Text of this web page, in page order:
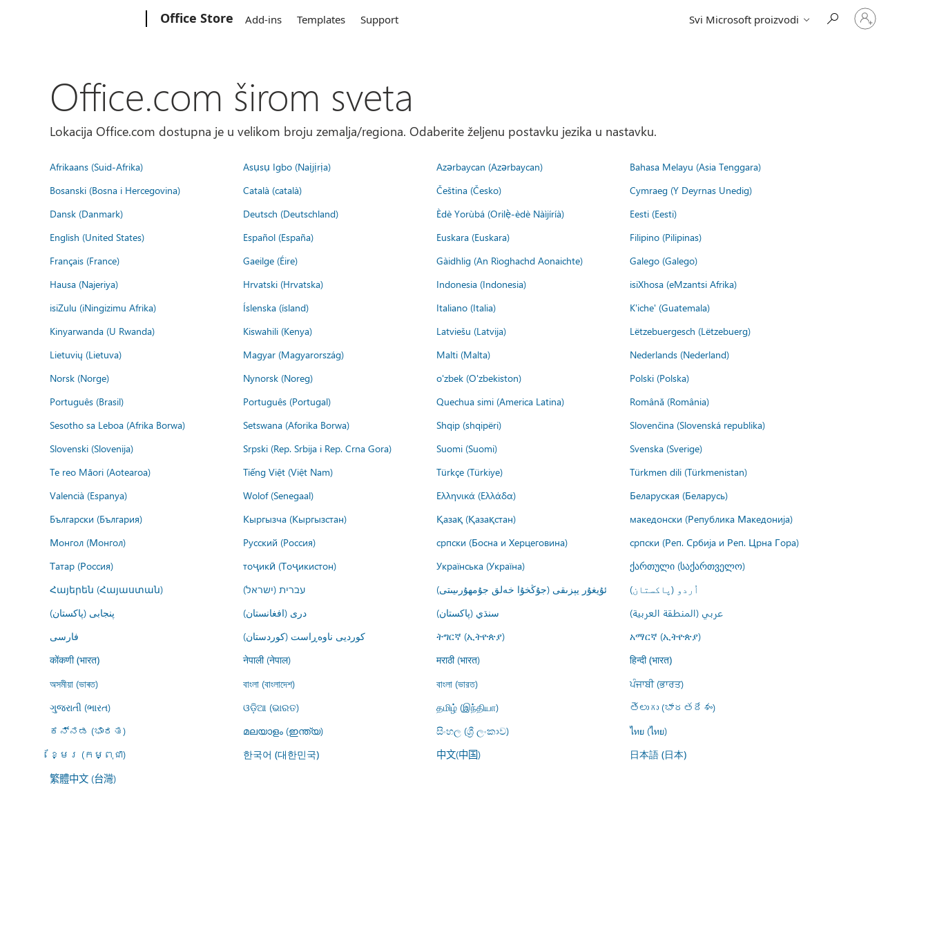
Office Store Add-ins Templates Support Svi Microsoft proizvodi
Prijavite
se
Office.com širom sveta
Lokacija Office.com dostupna je u velikom broju zemalja/regiona. Odaberite željenu postavku jezika u nastavku.
Afrikaans (Suid-Afrika) Asụsụ Igbo (Naịjịrịa) Azərbaycan (Azərbaycan)
Bahasa Melayu (Asia Tenggara)
Bosanski (Bosna i Hercegovina)
Català (català) Čeština (Česko)
Cymraeg (Y Deyrnas Unedig)
Dansk (Danmark)
Deutsch (Deutschland) Èdè Yorùbá (Orilẹ̀-èdè Nàìjíríà)
Eesti (Eesti)
English (United States)
Español (España) Euskara (Euskara)
Filipino (Pilipinas)
Français (France)
Gaeilge (Éire) Gàidhlig (An Rìoghachd Aonaichte)
Galego (Galego)
Hausa (Najeriya)
Hrvatski (Hrvatska) Indonesia (Indonesia)
isiXhosa (eMzantsi Afrika)
isiZulu (iNingizimu Afrika)
Íslenska (ísland) Italiano (Italia)
K'iche' (Guatemala)
Kinyarwanda (U Rwanda)
Kiswahili (Kenya) Latviešu (Latvija)
Lëtzebuergesch (Lëtzebuerg)
Lietuvių (Lietuva)
Magyar (Magyarország) Malti (Malta)
Nederlands (Nederland)
Norsk (Norge)
Nynorsk (Noreg) o'zbek (O'zbekiston)
Polski (Polska)
Português (Brasil)
Português (Portugal) Quechua simi (America Latina)
Română (România)
Sesotho sa Leboa (Afrika Borwa)
Setswana (Aforika Borwa) Shqip (shqipëri)
Slovenčina (Slovenská republika)
Slovenski (Slovenija)
Srpski (Rep. Srbija i Rep. Crna Gora) Suomi (Suomi)
Svenska (Sverige)
Te reo Māori (Aotearoa)
Tiếng Việt (Việt Nam) Türkçe (Türkiye)
Türkmen dili (Türkmenistan)
Valencià (Espanya)
Wolof (Senegaal) Ελληνικά (Ελλάδα)
Беларуская (Беларусь)
Български (България)
Кыргызча (Кыргызстан) Қазақ (Қазақстан)
македонски (Република Македонија)
Монгол (Монгол)
Русский (Россия) српски (Босна и Херцеговина)
српски (Реп. Србија и Реп. Црна Гора)
Татар (Россия)
тоҷикӣ (Тоҷикистон) Українська (Україна)
ქართული (საქართველო)
Հայերեն (Հայաստան)
עברית (ישראל) ئۇيغۇر يېزىقى (جۇڭخۇا خەلق جۇمھۇرىيىتى)
اُردو (پاکستان)
پنجابی (پاکستان)
درى (افغانستان) سنڌي (پاکستان)
عربي (المنطقة العربية)
فارسى
کوردیی ناوەڕاست (کوردستان) ትግርኛ (ኢትዮጵያ) አማርኛ (ኢትዮጵያ)
कोंकणी (भारत) नेपाली (नेपाल) मराठी (भारत) हिन्दी (भारत)
অসমীয়া (ভাৰত) বাংলা (বাংলাদেশ) বাংলা (ভারত)
ਪੰਜਾਬੀ (ਭਾਰਤ)
ગુજરાતી (ભારત)
ଓଡ଼ିଆ (ଭାରତ) தமிழ் (இந்தியா)
తెలుగు (భారతదేశం)
ಕನ್ನಡ (ಭಾರತ)
മലയാളം (ഇന്ത്യ) සිංහල (ශ්‍රී ලංකාව)
ไทย (ไทย)
ខ្មែរ (កម្ពុជា)
한국어 (대한민국) 中文(中国) 日本語 (日本)
繁體中文 (台灣)